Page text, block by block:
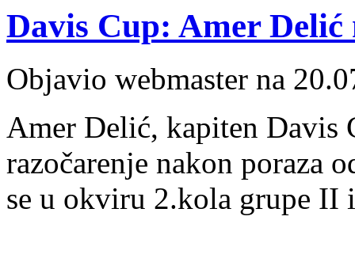
Davis Cup: Amer Delić
Objavio webmaster na
Amer Delić, kapiten Davis
razočarenje nakon poraza
se u okviru 2.kola grupe II